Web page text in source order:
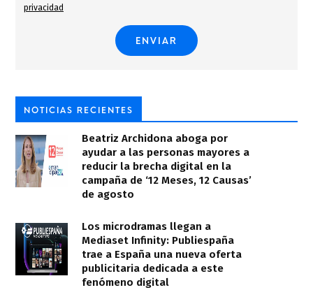
privacidad
NOTICIAS RECIENTES
Beatriz Archidona aboga por
ayudar a las personas mayores a
reducir la brecha digital en la
campaña de ‘12 Meses, 12 Causas’
de agosto
Los microdramas llegan a
Mediaset Infinity: Publiespaña
trae a España una nueva oferta
publicitaria dedicada a este
fenómeno digital